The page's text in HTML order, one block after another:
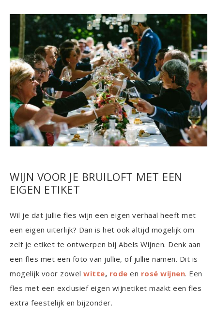
WIJN VOOR JE BRUILOFT MET EEN
EIGEN ETIKET
Wil je dat jullie fles wijn een eigen verhaal heeft met
een eigen uiterlijk? Dan is het ook altijd mogelijk om
zelf je etiket te ontwerpen bij Abels Wijnen. Denk aan
een fles met een foto van jullie, of jullie namen. Dit is
mogelijk voor zowel witte, rode en rosé wijnen. Een
fles met een exclusief eigen wijnetiket maakt een fles
extra feestelijk en bijzonder.